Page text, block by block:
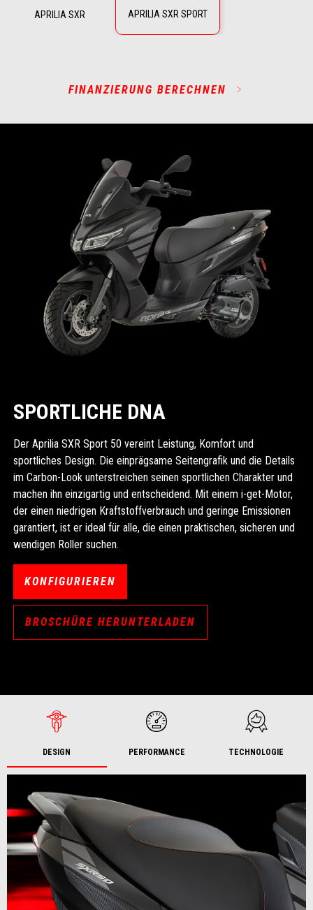
APRILIA SXR APRILIA SXR SPORT
FINANZIERUNG BERECHNEN
SPORTLICHE DNA
Der Aprilia SXR Sport 50 vereint Leistung, Komfort und
sportliches Design. Die einprägsame Seitengrafik und die Details
im Carbon-Look unterstreichen seinen sportlichen Charakter und
machen ihn einzigartig und entscheidend. Mit einem i-get-Motor,
der einen niedrigen Kraftstoffverbrauch und geringe Emissionen
garantiert, ist er ideal für alle, die einen praktischen, sicheren und
wendigen Roller suchen.
KONFIGURIEREN
BROSCHÜRE HERUNTERLADEN
DESIGN PERFORMANCE TECHNOLOGIE